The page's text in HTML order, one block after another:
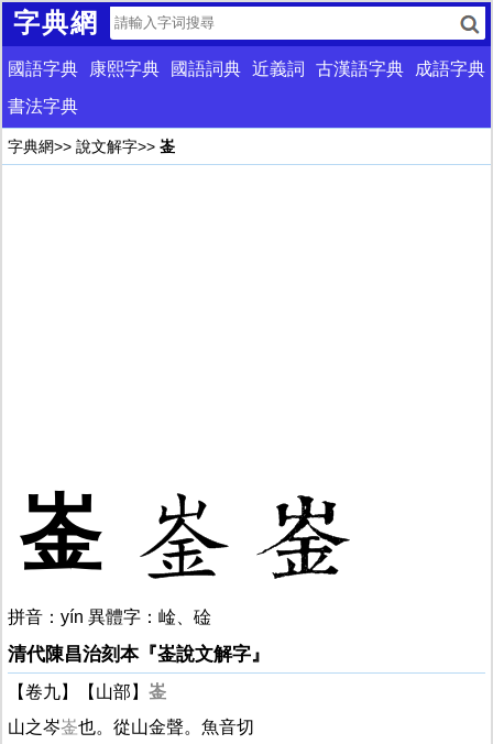
字典網
國語字典 康熙字典 國語詞典 近義詞 古漢語字典
成語字典
書法字典
字典網>> 說文解字>> 崟
崟
拼音：yín 異體字：崯、碒
清代陳昌治刻本『崟說文解字』
【卷九】【山部】 崟
山之岑崟也。從山金聲。魚音切